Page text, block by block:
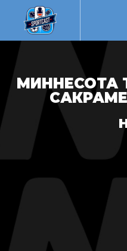
МИННЕСОТА